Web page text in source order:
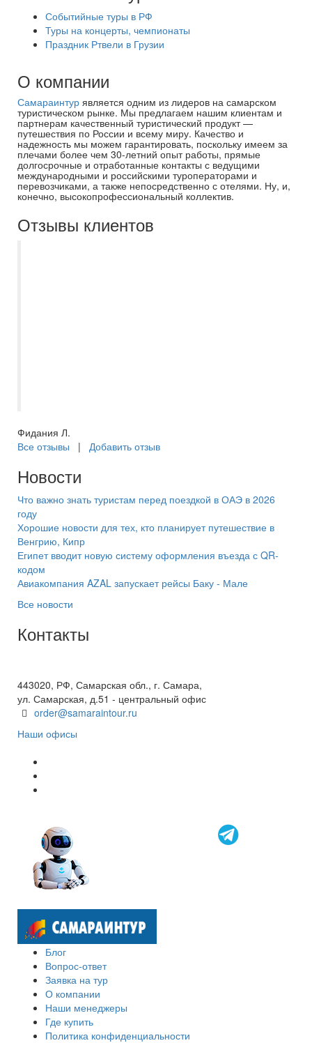
Событийные туры в РФ
Туры на концерты, чемпионаты
Праздник Ртвели в Грузии
О компании
Самараинтур является одним из лидеров на самарском
туристическом рынке. Мы предлагаем нашим клиентам и
партнерам качественный туристический продукт —
путешествия по России и всему миру. Качество и
надежность мы можем гарантировать, поскольку имеем за
плечами более чем 30-летний опыт работы, прямые
долгосрочные и отработанные контакты с ведущими
международными и российскими туроператорами и
перевозчиками, а также непосредственно с отелями. Ну, и,
конечно, высокопрофессиональный коллектив.
Отзывы клиентов
Фидания Л.
Все отзывы | Добавить отзыв
Новости
Что важно знать туристам перед поездкой в ОАЭ в 2026
году
Хорошие новости для тех, кто планирует путешествие в
Венгрию, Кипр
Египет вводит новую систему оформления въезда с QR-
кодом
Авиакомпания AZAL запускает рейсы Баку - Мале
Все новости
Контакты
443020, РФ, Самарская обл., г. Самара,
ул. Самарская, д.51 - центральный офис
order@samaraintour.ru
Наши офисы
Блог
Вопрос-ответ
Заявка на тур
О компании
Наши менеджеры
Где купить
Политика конфиденциальности